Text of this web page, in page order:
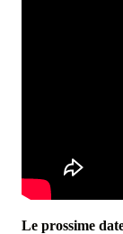
Le prossime